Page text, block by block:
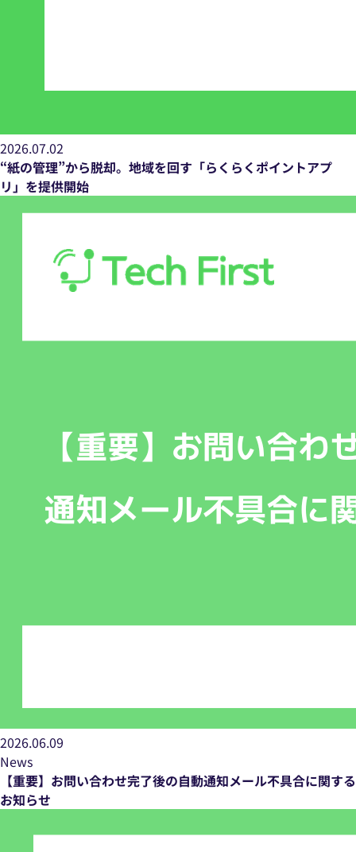
2026.07.02
“紙の管理”から脱却。地域を回す「らくらくポイントアプ
リ」を提供開始
2026.06.09
News
【重要】お問い合わせ完了後の自動通知メール不具合に関する
お知らせ